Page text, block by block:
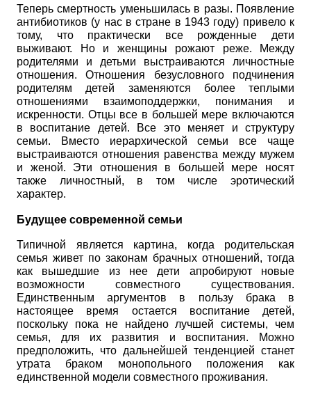
Теперь смертность уменьшилась в разы. Появление
антибиотиков (у нас в стране в 1943 году) привело к
тому, что практически все рожденные дети
выживают. Но и женщины рожают реже. Между
родителями и детьми выстраиваются личностные
отношения. Отношения безусловного подчинения
родителям детей заменяются более теплыми
отношениями взаимо­поддержки, понимания и
искренности. Отцы все в большей мере включаются
в воспитание детей. Все это меняет и структуру
семьи. Вместо иерархической семьи все чаще
выстраиваются отношения равенства между мужем
и женой. Эти отношения в большей мере носят
также личностный, в том числе эротический
характер.
Будущее современной семьи
Типичной является картина, когда родительская
семья живет по законам брачных отношений, тогда
как вышедшие из нее дети апробируют новые
возможности совместного существования.
Единственным аргументов в пользу брака в
настоящее время остается воспитание детей,
поскольку пока не найдено лучшей системы, чем
семья, для их развития и воспитания. Можно
предположить, что дальнейшей тенденцией станет
утрата браком монопольного положения как
единственной модели совместного проживания.